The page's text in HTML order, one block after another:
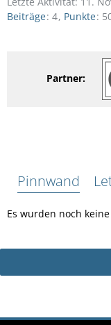
Beiträge 4 Punkte
Partner:
Pinnwand
Es wurden noch